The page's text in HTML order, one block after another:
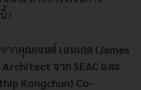
?
ากคุณเจมส์ เอนเกล (James
จาก SEAC และ
Kongchun) Co-